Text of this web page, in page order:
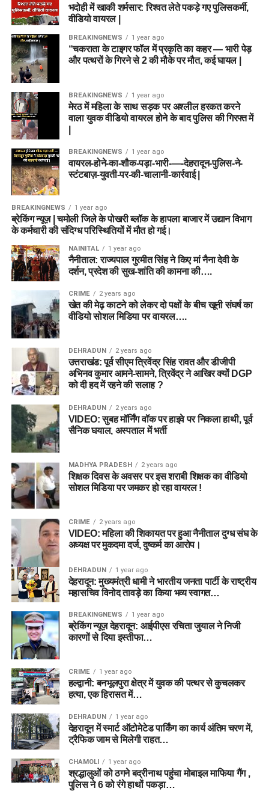
भदोही में खाकी शर्मसार: रिश्वत लेते पकड़े गए पुलिसकर्मी,
वीडियो वायरल |
BREAKINGNEWS 1 year ago
“चकराता के टाइगर फॉल में प्रकृति का कहर — भारी पेड़
और पत्थरों के गिरने से 2 की मौके पर मौत, कई घायल |
BREAKINGNEWS 1 year ago
मेरठ में महिला के साथ सड़क पर अश्लील हरकत करने
वाला युवक वीडियो वायरल होने के बाद पुलिस की गिरफ्त में
BREAKINGNEWS 1 year ago
वायरल-होने-का-शौक-पड़ा-भारी-—-देहरादून-पुलिस-ने-
स्टंटबाज़-युवती-पर-की-चालानी-कार्रवाई |
BREAKINGNEWS 1 year ago
ब्रेकिंग न्यूज़ | चमोली जिले के पोखरी ब्लॉक के हापला बाजार में उद्यान विभाग
के कर्मचारी की संदिग्ध परिस्थितियों में मौत हो गई।
NAINITAL 1 year ago
नैनीताल: राज्यपाल गुरमीत सिंह ने किए मां नैना देवी के
दर्शन, प्रदेश की सुख-शांति की कामना की….
CRIME 2 years ago
खेत की मेढ़ काटने को लेकर दो पक्षों के बीच खूनी संघर्ष का
वीडियो सोशल मिडिया पर वायरल….
DEHRADUN 2 years ago
उत्तराखंड: पूर्व सीएम त्रिवेंद्र सिंह रावत और डीजीपी
अभिनव कुमार आमने-सामने, त्रिवेंद्र ने आखिर क्यों DGP
को दी हद में रहने की सलाह ?
DEHRADUN 2 years ago
VIDEO: सुबह मॉर्निंग वॉक पर हाइवे पर निकला हाथी, पूर्व
सैनिक घयाल, अस्पताल में भर्ती
MADHYA PRADESH 2 years ago
शिक्षक दिवस के अवसर पर इस शराबी शिक्षक का वीडियो
सोशल मिडिया पर जमकर हो रहा वायरल !
CRIME 2 years ago
VIDEO: महिला की शिकायत पर हुआ नैनीताल दुग्ध संघ के
अध्यक्ष पर मुकदमा दर्ज, दुष्कर्म का आरोप।
DEHRADUN 1 year ago
देहरादून: मुख्यमंत्री धामी ने भारतीय जनता पार्टी के राष्ट्रीय
महासचिव विनोद तावड़े का किया भव्य स्वागत…
BREAKINGNEWS 1 year ago
ब्रेकिंग न्यूज़ देहरादून: आईपीएस रचिता जुयाल ने निजी
कारणों से दिया इस्तीफा…
CRIME 1 year ago
हल्द्वानी: बनभूलपुरा क्षेत्र में युवक की पत्थर से कुचलकर
हत्या, एक हिरासत में…
DEHRADUN 1 year ago
देहरादून में स्मार्ट ऑटोमेटेड पार्किंग का कार्य अंतिम चरण में,
ट्रैफिक जाम से मिलेगी राहत…
CHAMOLI 1 year ago
श्रद्धालुओं को ठगने बद्रीनाथ पहुंचा मोबाइल माफिया गैंग ,
पुलिस ने 6 को रंगे हाथों पकड़ा…